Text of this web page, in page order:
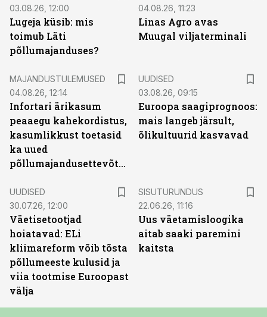
03.08.26, 12:00
Lugeja küsib: mis
toimub Läti
põllumajanduses?
04.08.26, 11:23
Linas Agro avas
Muugal viljaterminali
MAJANDUSTULEMUSED
04.08.26, 12:14
Infortari ärikasum
peaaegu kahekordistus,
kasumlikkust toetasid
ka uued
põllumajandusettevõtted
UUDISED
03.08.26, 09:15
Euroopa saagiprognoos:
mais langeb järsult,
õlikultuurid kasvavad
UUDISED
30.07.26, 12:00
Väetisetootjad
hoiatavad: ELi
kliimareform võib tõsta
põllumeeste kulusid ja
viia tootmise Euroopast
välja
SISUTURUNDUS
22.06.26, 11:16
Uus väetamisloogika
aitab saaki paremini
kaitsta